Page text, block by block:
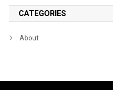
CATEGORIES
About